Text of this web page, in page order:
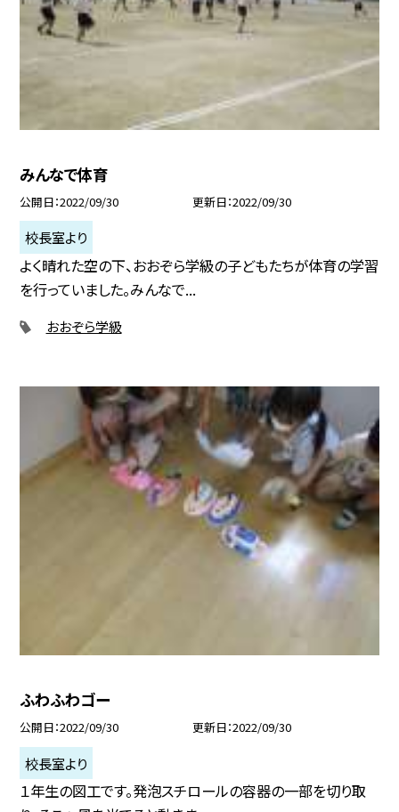
みんなで体育
公開日 2022/09/30 更新日 2022/09/30
校長室より
よく晴れた空の下、おおぞら学級の子どもたちが体育の学習
を行っていました。みんなで...
おおぞら学級
ふわふわゴー
公開日 2022/09/30 更新日 2022/09/30
校長室より
１年生の図工です。発泡スチロールの容器の一部を切り取